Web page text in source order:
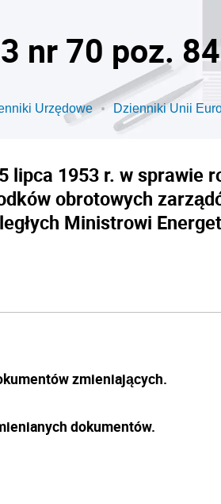
nr 70 poz.
Urzędowe Dzienniki Unii
lipca 1953 r. w sprawie
obrotowych
Ministrowi
zmieniających.
dokumentów.